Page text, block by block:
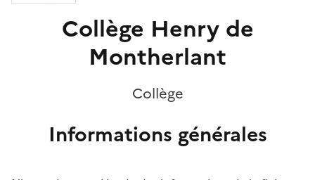
Collège Henry de
Montherlant
Collège
Informations générales